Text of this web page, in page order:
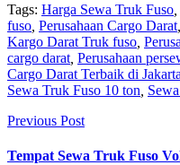
Tags: Harga Sewa Truk Fuso
fuso Perusahaan Cargo Darat
Kargo Darat Truk fuso
cargo darat Perusahaan
Cargo Darat Terbaik di Jakarta
Sewa Truk Fuso 10 ton
Previous Post
Tempat Sewa Truk Fuso